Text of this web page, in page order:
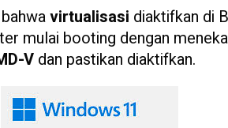
bahwavirtualisasi diaktifkan di
mulai booting dengan
V dan pastikan diaktifkan.